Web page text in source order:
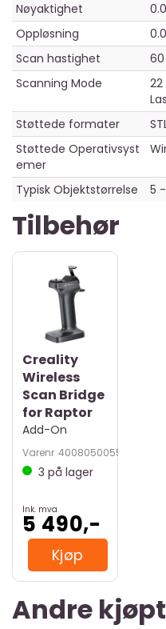
Nøyaktighet
Oppløsning
Scan hastighet
Scanning Mode
22
Støttede formater
Støttede Operativsyst
emer
Typisk Objektstørrelse 5
Tilbehør
Creality
Wireless
Scan Bridge
for Raptor
Add-On
Varenr 4008050055
3 på lager
Ink. mva
5 490,-
Kjøp
Andre